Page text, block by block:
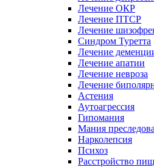
Лечение ОКР
Лечение ПТСР
Лечение
Синдром Туретта
Лечение
Лечение апатии
Лечение невроза
Лечение
Астения
Аутоагрессия
Гипомания
Мания
Нарколепсия
Психоз
Расстройство